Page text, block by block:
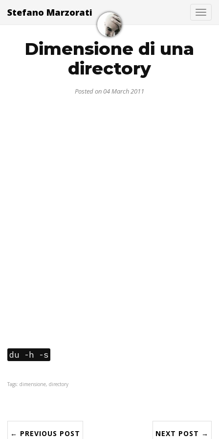
Stefano Marzorati
Dimensione di una
directory
Posted on 04 March 2011
du -h -s
Tags: dimensione, directory
← PREVIOUS POST NEXT POST →